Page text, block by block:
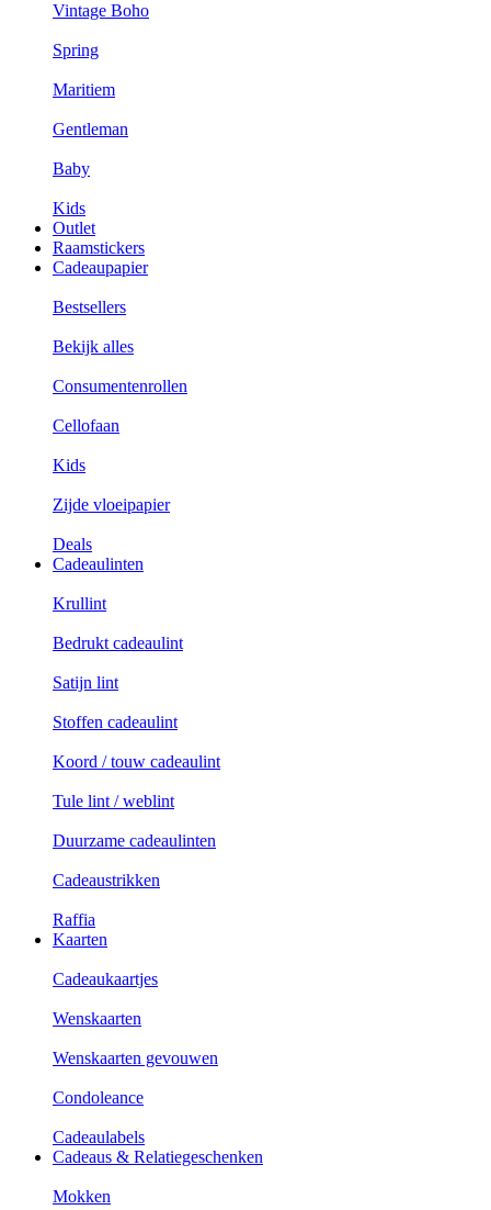
Vintage Boho
Spring
Maritiem
Gentleman
Baby
Kids
Outlet
Raamstickers
Cadeaupapier
Bestsellers
Bekijk alles
Consumentenrollen
Cellofaan
Kids
Zijde vloeipapier
Deals
Cadeaulinten
Krullint
Bedrukt cadeaulint
Satijn lint
Stoffen cadeaulint
Koord / touw cadeaulint
Tule lint / weblint
Duurzame cadeaulinten
Cadeaustrikken
Raffia
Kaarten
Cadeaukaartjes
Wenskaarten
Wenskaarten gevouwen
Condoleance
Cadeaulabels
Cadeaus & Relatiegeschenken
Mokken